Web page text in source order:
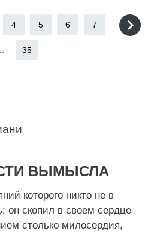
4 5 6 7
35
ВЫМЫСЛА
которого никто не в
он скопил в своем сердце
столько милосердия,